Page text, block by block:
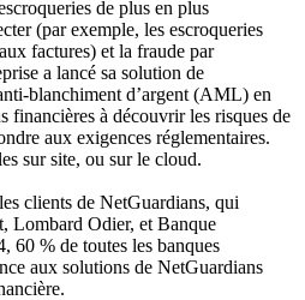
de plus en plus
(par exemple, les escroqueries
factures) et la fraude par
a lancé sa solution de
blanchiment d’argent (AML) en
financières à découvrir les risques de
aux exigences réglementaires.
sur site, ou sur le cloud.
clients de NetGuardians, qui
Lombard Odier, et Banque
60 % de toutes les banques
aux solutions de NetGuardians